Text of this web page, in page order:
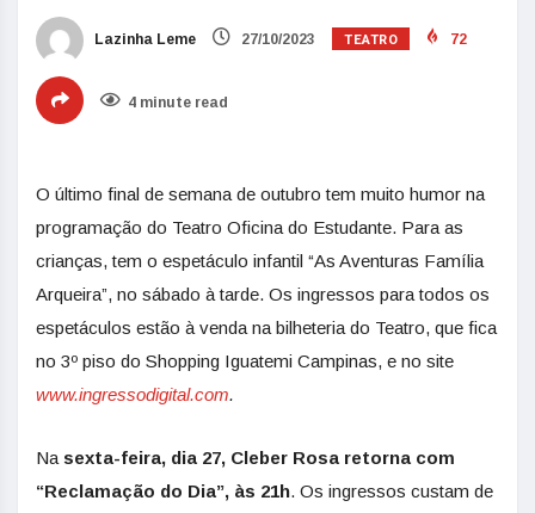
Lazinha Leme 27/10/2023 TEATRO 72
4 minute read
O último final de semana de outubro tem muito humor na
programação do Teatro Oficina do Estudante. Para as
crianças, tem o espetáculo infantil “As Aventuras Família
Arqueira”, no sábado à tarde. Os ingressos para todos os
espetáculos estão à venda na bilheteria do Teatro, que fica
no 3º piso do Shopping Iguatemi Campinas, e no site
www.ingressodigital.com.
Na sexta-feira, dia 27, Cleber Rosa retorna com
“Reclamação do Dia”, às 21h. Os ingressos custam de